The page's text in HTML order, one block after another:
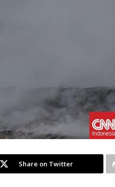
Share on Twitter